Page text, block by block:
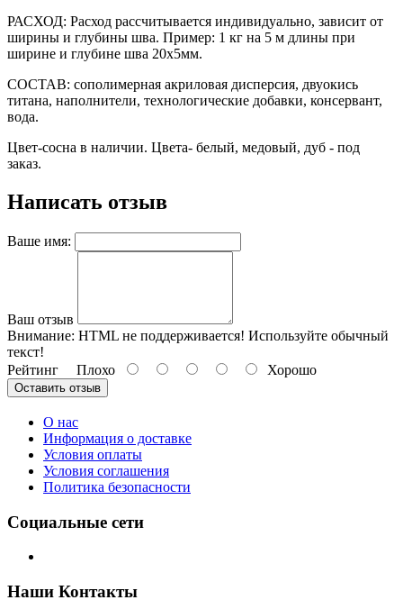
РАСХОД: Расход рассчитывается индивидуально, зависит от
ширины и глубины шва. Пример: 1 кг на 5 м длины при
ширине и глубине шва 20х5мм.
СОСТАВ: сополимерная акриловая дисперсия, двуокись
титана, наполнители, технологические добавки, консервант,
вода.
Цвет-сосна в наличии. Цвета- белый, медовый, дуб - под
заказ.
Написать отзыв
Ваше имя:
Ваш отзыв
Внимание: HTML не поддерживается! Используйте обычный
текст!
Рейтинг Плохо Хорошо
Оставить отзыв
О нас
Информация о доставке
Условия оплаты
Условия соглашения
Политика безопасности
Социальные сети
Наши Контакты